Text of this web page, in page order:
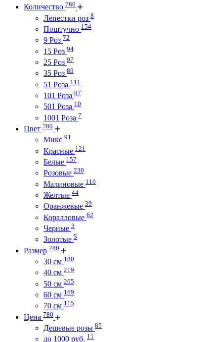
Количество 780
Лепестки роз 8
Поштучно 154
9 Роз 72
15 Роз 94
25 Роз 97
35 Роз 89
51 Роза 111
101 Роза 87
501 Роза 10
1001 Роза 7
Цвет 780
Микс 91
Красные 121
Белые 157
Розовые 230
Малиновые 110
Желтые 44
Оранжевые 39
Коралловые 62
Черные 3
Золотые 5
Размер 780
30 см 180
40 см 219
50 см 205
60 см 169
70 см 115
Цена 780
Дешевые розы 85
до 1000 руб. 11